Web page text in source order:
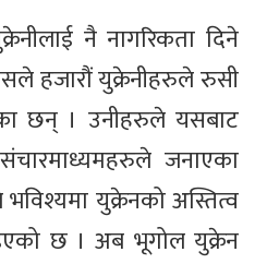
नै नागरिकता दिने
हजारौं युक्रेनीहरुले रुसी
छन् । उनीहरुले यसबाट
संचारमाध्यमहरुले जनाएका
युक्रेनको अस्तित्व
छ । अब भूगोल युक्रेन